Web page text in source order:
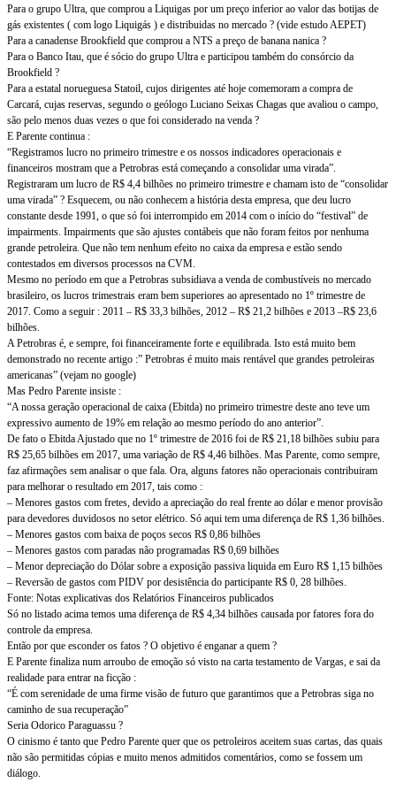
Para o grupo Ultra, que comprou a Liquigas por um preço inferior ao valor das botijas de
gás existentes ( com logo Liquigás ) e distribuidas no mercado ? (vide estudo AEPET)
Para a canadense Brookfield que comprou a NTS a preço de banana nanica ?
Para o Banco Itau, que é sócio do grupo Ultra e participou também do consórcio da
Brookfield ?
Para a estatal norueguesa Statoil, cujos dirigentes até hoje comemoram a compra de
Carcará, cujas reservas, segundo o geólogo Luciano Seixas Chagas que avaliou o campo,
são pelo menos duas vezes o que foi considerado na venda ?
E Parente continua :
“Registramos lucro no primeiro trimestre e os nossos indicadores operacionais e
financeiros mostram que a Petrobras está começando a consolidar uma virada”.
Registraram um lucro de R$ 4,4 bilhões no primeiro trimestre e chamam isto de “consolidar
uma virada” ? Esquecem, ou não conhecem a história desta empresa, que deu lucro
constante desde 1991, o que só foi interrompido em 2014 com o início do “festival” de
impairments. Impairments que são ajustes contábeis que não foram feitos por nenhuma
grande petroleira. Que não tem nenhum efeito no caixa da empresa e estão sendo
contestados em diversos processos na CVM.
Mesmo no período em que a Petrobras subsidiava a venda de combustíveis no mercado
brasileiro, os lucros trimestrais eram bem superiores ao apresentado no 1º trimestre de
2017. Como a seguir : 2011 – R$ 33,3 bilhões, 2012 – R$ 21,2 bilhões e 2013 –R$ 23,6
bilhões.
A Petrobras é, e sempre, foi financeiramente forte e equilibrada. Isto está muito bem
demonstrado no recente artigo :” Petrobras é muito mais rentável que grandes petroleiras
americanas” (vejam no google)
Mas Pedro Parente insiste :
“A nossa geração operacional de caixa (Ebitda) no primeiro trimestre deste ano teve um
expressivo aumento de 19% em relação ao mesmo período do ano anterior”.
De fato o Ebitda Ajustado que no 1º trimestre de 2016 foi de R$ 21,18 bilhões subiu para
R$ 25,65 bilhões em 2017, uma variação de R$ 4,46 bilhões. Mas Parente, como sempre,
faz afirmações sem analisar o que fala. Ora, alguns fatores não operacionais contribuiram
para melhorar o resultado em 2017, tais como :
– Menores gastos com fretes, devido a apreciação do real frente ao dólar e menor provisão
para devedores duvidosos no setor elétrico. Só aqui tem uma diferença de R$ 1,36 bilhões.
– Menores gastos com baixa de poços secos R$ 0,86 bilhões
– Menores gastos com paradas não programadas R$ 0,69 bilhões
– Menor depreciação do Dólar sobre a exposição passiva liquida em Euro R$ 1,15 bilhões
– Reversão de gastos com PIDV por desistência do participante R$ 0, 28 bilhões.
Fonte: Notas explicativas dos Relatórios Financeiros publicados
Só no listado acima temos uma diferença de R$ 4,34 bilhões causada por fatores fora do
controle da empresa.
Então por que esconder os fatos ? O objetivo é enganar a quem ?
E Parente finaliza num arroubo de emoção só visto na carta testamento de Vargas, e sai da
realidade para entrar na ficção :
“É com serenidade de uma firme visão de futuro que garantimos que a Petrobras siga no
caminho de sua recuperação”
Seria Odorico Paraguassu ?
O cinismo é tanto que Pedro Parente quer que os petroleiros aceitem suas cartas, das quais
não são permitidas cópias e muito menos admitidos comentários, como se fossem um
diálogo.